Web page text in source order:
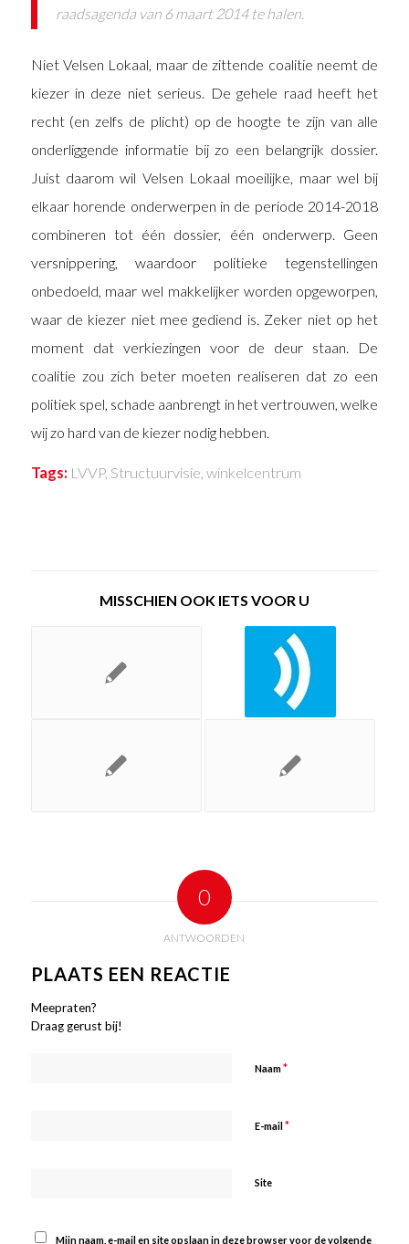
raadsagenda van 6maart 2014 te halen.
Niet Velsen Lokaal, maar de zittende coalitie neemt de
kiezer in deze niet serieus. De gehele raad heeft het
recht (en zelfs de plicht) op de hoogte te zijn van alle
onderliggende informatie bij zo een belangrijk dossier.
Juist daarom wil Velsen Lokaal moeilijke, maar wel bij
elkaar horende onderwerpen in de periode 2014-2018
combineren tot één dossier, één onderwerp. Geen
versnippering, waardoor politieke tegenstellingen
onbedoeld, maar wel makkelijker worden opgeworpen,
waar de kiezer niet mee gediend is. Zeker niet op het
moment dat verkiezingen voor de deur staan. De
coalitie zou zich beter moeten realiseren dat zo een
politiek spel, schade aanbrengt in het vertrouwen, welke
wij zo hard van de kiezer nodig hebben.
Tags: LVVP, Structuurvisie, winkelcentrum
MISSCHIEN OOK IETS VOOR U
0
ANTWOORDEN
PLAATS EEN REACTIE
Meepraten?
Draag gerust bij!
Naam*
E-mail*
Site
Mijn naam, e-mail en site opslaan in deze browser voor de volgende